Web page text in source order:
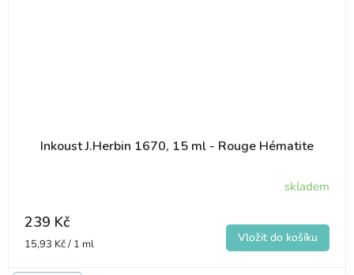
Inkoust J.Herbin 1670, 15 ml - Rouge Hématite
skladem
239 Kč
Měrná
15,93 Kč / 1 ml